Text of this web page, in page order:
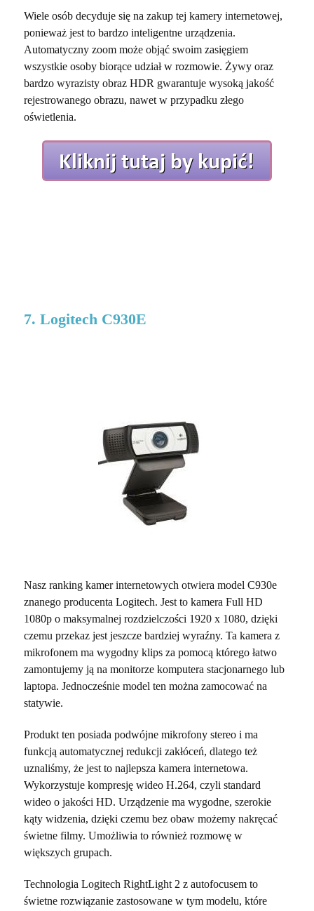
Wiele osób decyduje się na zakup tej kamery internetowej,
ponieważ jest to bardzo inteligentne urządzenia.
Automatyczny zoom może objąć swoim zasięgiem
wszystkie osoby biorące udział w rozmowie. Żywy oraz
bardzo wyrazisty obraz HDR gwarantuje wysoką jakość
rejestrowanego obrazu, nawet w przypadku złego
oświetlenia.
7. Logitech C930E
Nasz ranking kamer internetowych otwiera model C930e
znanego producenta Logitech. Jest to kamera Full HD
1080p o maksymalnej rozdzielczości 1920 x 1080, dzięki
czemu przekaz jest jeszcze bardziej wyraźny. Ta kamera z
mikrofonem ma wygodny klips za pomocą którego łatwo
zamontujemy ją na monitorze komputera stacjonarnego lub
laptopa. Jednocześnie model ten można zamocować na
statywie.
Produkt ten posiada podwójne mikrofony stereo i ma
funkcją automatycznej redukcji zakłóceń, dlatego też
uznaliśmy, że jest to najlepsza kamera internetowa.
Wykorzystuje kompresję wideo H.264, czyli standard
wideo o jakości HD. Urządzenie ma wygodne, szerokie
kąty widzenia, dzięki czemu bez obaw możemy nakręcać
świetne filmy. Umożliwia to również rozmowę w
większych grupach.
Technologia Logitech RightLight 2 z autofocusem to
świetne rozwiązanie zastosowane w tym modelu, które